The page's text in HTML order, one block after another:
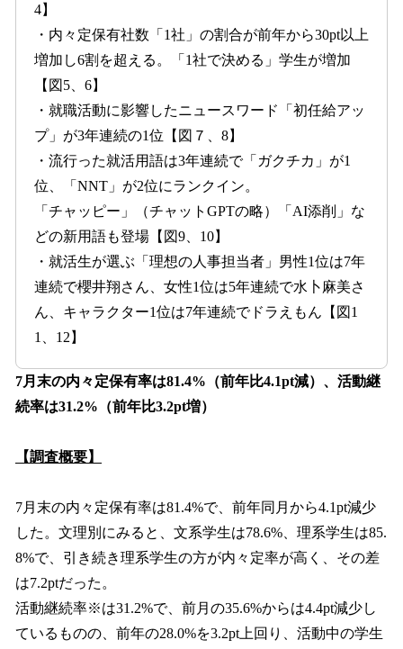
4】
・内々定保有社数「1社」の割合が前年から30pt以上
増加し6割を超える。「1社で決める」学生が増加
【図5、6】
・就職活動に影響したニュースワード「初任給アッ
プ」が3年連続の1位【図７、8】
・流行った就活用語は3年連続で「ガクチカ」が1
位、「NNT」が2位にランクイン。
「チャッピー」（チャットGPTの略）「AI添削」な
どの新用語も登場【図9、10】
・就活生が選ぶ「理想の人事担当者」男性1位は7年
連続で櫻井翔さん、女性1位は5年連続で水卜麻美さ
ん、キャラクター1位は7年連続でドラえもん【図1
1、12】
7月末の内々定保有率は81.4%（前年比4.1pt減）、活動継
続率は31.2%（前年比3.2pt増）
【調査概要】
7月末の内々定保有率は81.4%で、前年同月から4.1pt減少
した。文理別にみると、文系学生は78.6%、理系学生は85.
8%で、引き続き理系学生の方が内々定率が高く、その差
は7.2ptだった。
活動継続率※は31.2%で、前月の35.6%からは4.4pt減少し
ているものの、前年の28.0%を3.2pt上回り、活動中の学生